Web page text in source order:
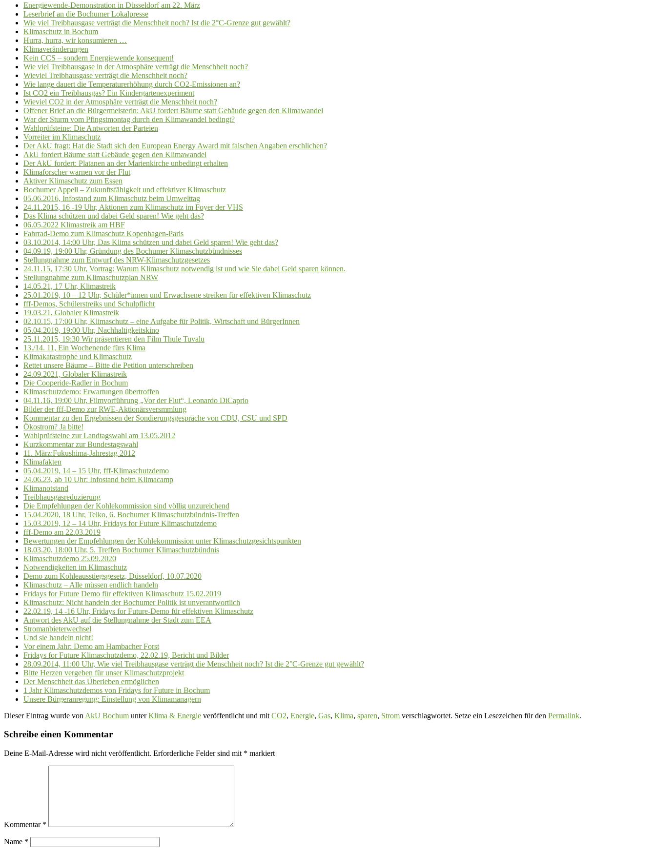
Energiewende-Demonstration in Düsseldorf am 22. März
Leserbrief an die Bochumer Lokalpresse
Wie viel Treibhausgase verträgt die Menschheit noch? Ist die 2°C-Grenze gut gewählt?
Klimaschutz in Bochum
Hurra, hurra, wir konsumieren …
Klimaveränderungen
Kein CCS – sondern Energiewende konsequent!
Wie viel Treibhausgase in der Atmosphäre verträgt die Menschheit noch?
Wieviel Treibhausgase verträgt die Menschheit noch?
Wie lange dauert die Temperaturerhöhung durch CO2-Emissionen an?
Ist CO2 ein Treibhausgas? Ein Kindergartenexperiment
Wieviel CO2 in der Atmosphäre verträgt die Menschheit noch?
Offener Brief an die Bürgermeisterin: AkU fordert Bäume statt Gebäude gegen den Klimawandel
War der Sturm vom Pfingstmontag durch den Klimawandel bedingt?
Wahlprüfsteine: Die Antworten der Parteien
Vorreiter im Klimaschutz
Der AkU fragt: Hat die Stadt sich den European Energy Award mit falschen Angaben erschlichen?
AkU fordert Bäume statt Gebäude gegen den Klimawandel
Der AkU fordert: Platanen an der Marienkirche unbedingt erhalten
Klimaforscher warnen vor der Flut
Aktiver Klimaschutz zum Essen
Bochumer Appell – Zukunftsfähigkeit und effektiver Klimaschutz
05.06.2016, Infostand zum Klimaschutz beim Umwelttag
24.11.2015, 16 -19 Uhr, Aktionen zum Klimaschutz im Foyer der VHS
Das Klima schützen und dabei Geld sparen! Wie geht das?
06.05.2022 Klimastreik am HBF
Fahrrad-Demo zum Klimaschutz Kopenhagen-Paris
03.10.2014, 14:00 Uhr, Das Klima schützen und dabei Geld sparen! Wie geht das?
04.09.19, 19:00 Uhr, Gründung des Bochumer Klimaschutzbündnisses
Stellungnahme zum Entwurf des NRW-Klimaschutzgesetzes
24.11.15, 17:30 Uhr, Vortrag: Warum Klimaschutz notwendig ist und wie Sie dabei Geld sparen können.
Stellungnahme zum Klimaschutzplan NRW
14.05.21, 17 Uhr, Klimastreik
25.01.2019, 10 – 12 Uhr, Schüler*innen und Erwachsene streiken für effektiven Klimaschutz
fff-Demos, Schülerstreiks und Schulpflicht
19.03.21, Globaler Klimastreik
02.10.15, 17:00 Uhr, Klimaschutz – eine Aufgabe für Politik, Wirtschaft und BürgerInnen
05.04.2019, 19:00 Uhr, Nachhaltigkeitskino
25.11.2015, 19:30 Wir präsentieren den Film Thule Tuvalu
13./14. 11, Ein Wochenende fürs Klima
Klimakatastrophe und Klimaschutz
Rettet unsere Bäume – Bitte die Petition unterschreiben
24.09.2021, Globaler Klimastreik
Die Cooperide-Radler in Bochum
Klimaschutzdemo: Erwartungen übertroffen
04.11.16, 19:00 Uhr, Filmvorführung „Vor der Flut“, Leonardo DiCaprio
Bilder der fff-Demo zur RWE-Aktionärsversmmlung
Kommentar zu den Ergebnissen der Sondierungsgespräche von CDU, CSU und SPD
Ökostrom? Ja bitte!
Wahlprüfsteine zur Landtagswahl am 13.05.2012
Kurzkommentar zur Bundestagswahl
11. März:Fukushima-Jahrestag 2012
Klimafakten
05.04.2019, 14 – 15 Uhr, fff-Klimaschutzdemo
24.06.23, ab 10 Uhr: Infostand beim Klimacamp
Klimanotstand
Treibhausgasreduzierung
Die Empfehlungen der Kohlekommission sind völlig unzureichend
15.04.2020, 18 Uhr, Telko, 6. Bochumer Klimaschutzbündnis-Treffen
15.03.2019, 12 – 14 Uhr, Fridays for Future Klimaschutzdemo
fff-Demo am 22.03.2019
Bewertungen der Empfehlungen der Kohlekommission unter Klimaschutzgesichtspunkten
18.03.20, 18:00 Uhr, 5. Treffen Bochumer Klimaschutzbündnis
Klimaschutzdemo 25.09.2020
Notwendigkeiten im Klimaschutz
Demo zum Kohleausstiegsgesetz, Düsseldorf, 10.07.2020
Klimaschutz – Alle müssen endlich handeln
Fridays for Future Demo für effektiven Klimaschutz 15.02.2019
Klimaschutz: Nicht handeln der Bochumer Politik ist unverantwortlich
22.02.19, 14 -16 Uhr, Fridays for Future-Demo für effektiven Klimaschutz
Antwort des AkU auf die Stellungnahme der Stadt zum EEA
Stromanbieterwechsel
Und sie handeln nicht!
Vor einem Jahr: Demo am Hambacher Forst
Fridays for Future Klimaschutzdemo, 22.02.19, Bericht und Bilder
28.09.2014, 11:00 Uhr, Wie viel Treibhausgase verträgt die Menschheit noch? Ist die 2°C-Grenze gut gewählt?
Bitte Herzen vergeben für unser Klimaschutzprojekt
Der Menschheit das Überleben ermöglichen
1 Jahr Klimaschutzdemos von Fridays for Future in Bochum
Unsere Bürgeranregung: Einstellung von Klimamanagern
Dieser Eintrag wurde von AkU Bochum unterKlima & Energie veröffentlicht und mit CO2, Energie, Gas, Klima, sparen, Strom verschlagwortet. Setze ein Lesezeichen für den Permalink.
Schreibe einen Kommentar
Deine E-Mail-Adresse wird nicht veröffentlicht. Erforderliche Felder sind mit * markiert
Kommentar *
Name *